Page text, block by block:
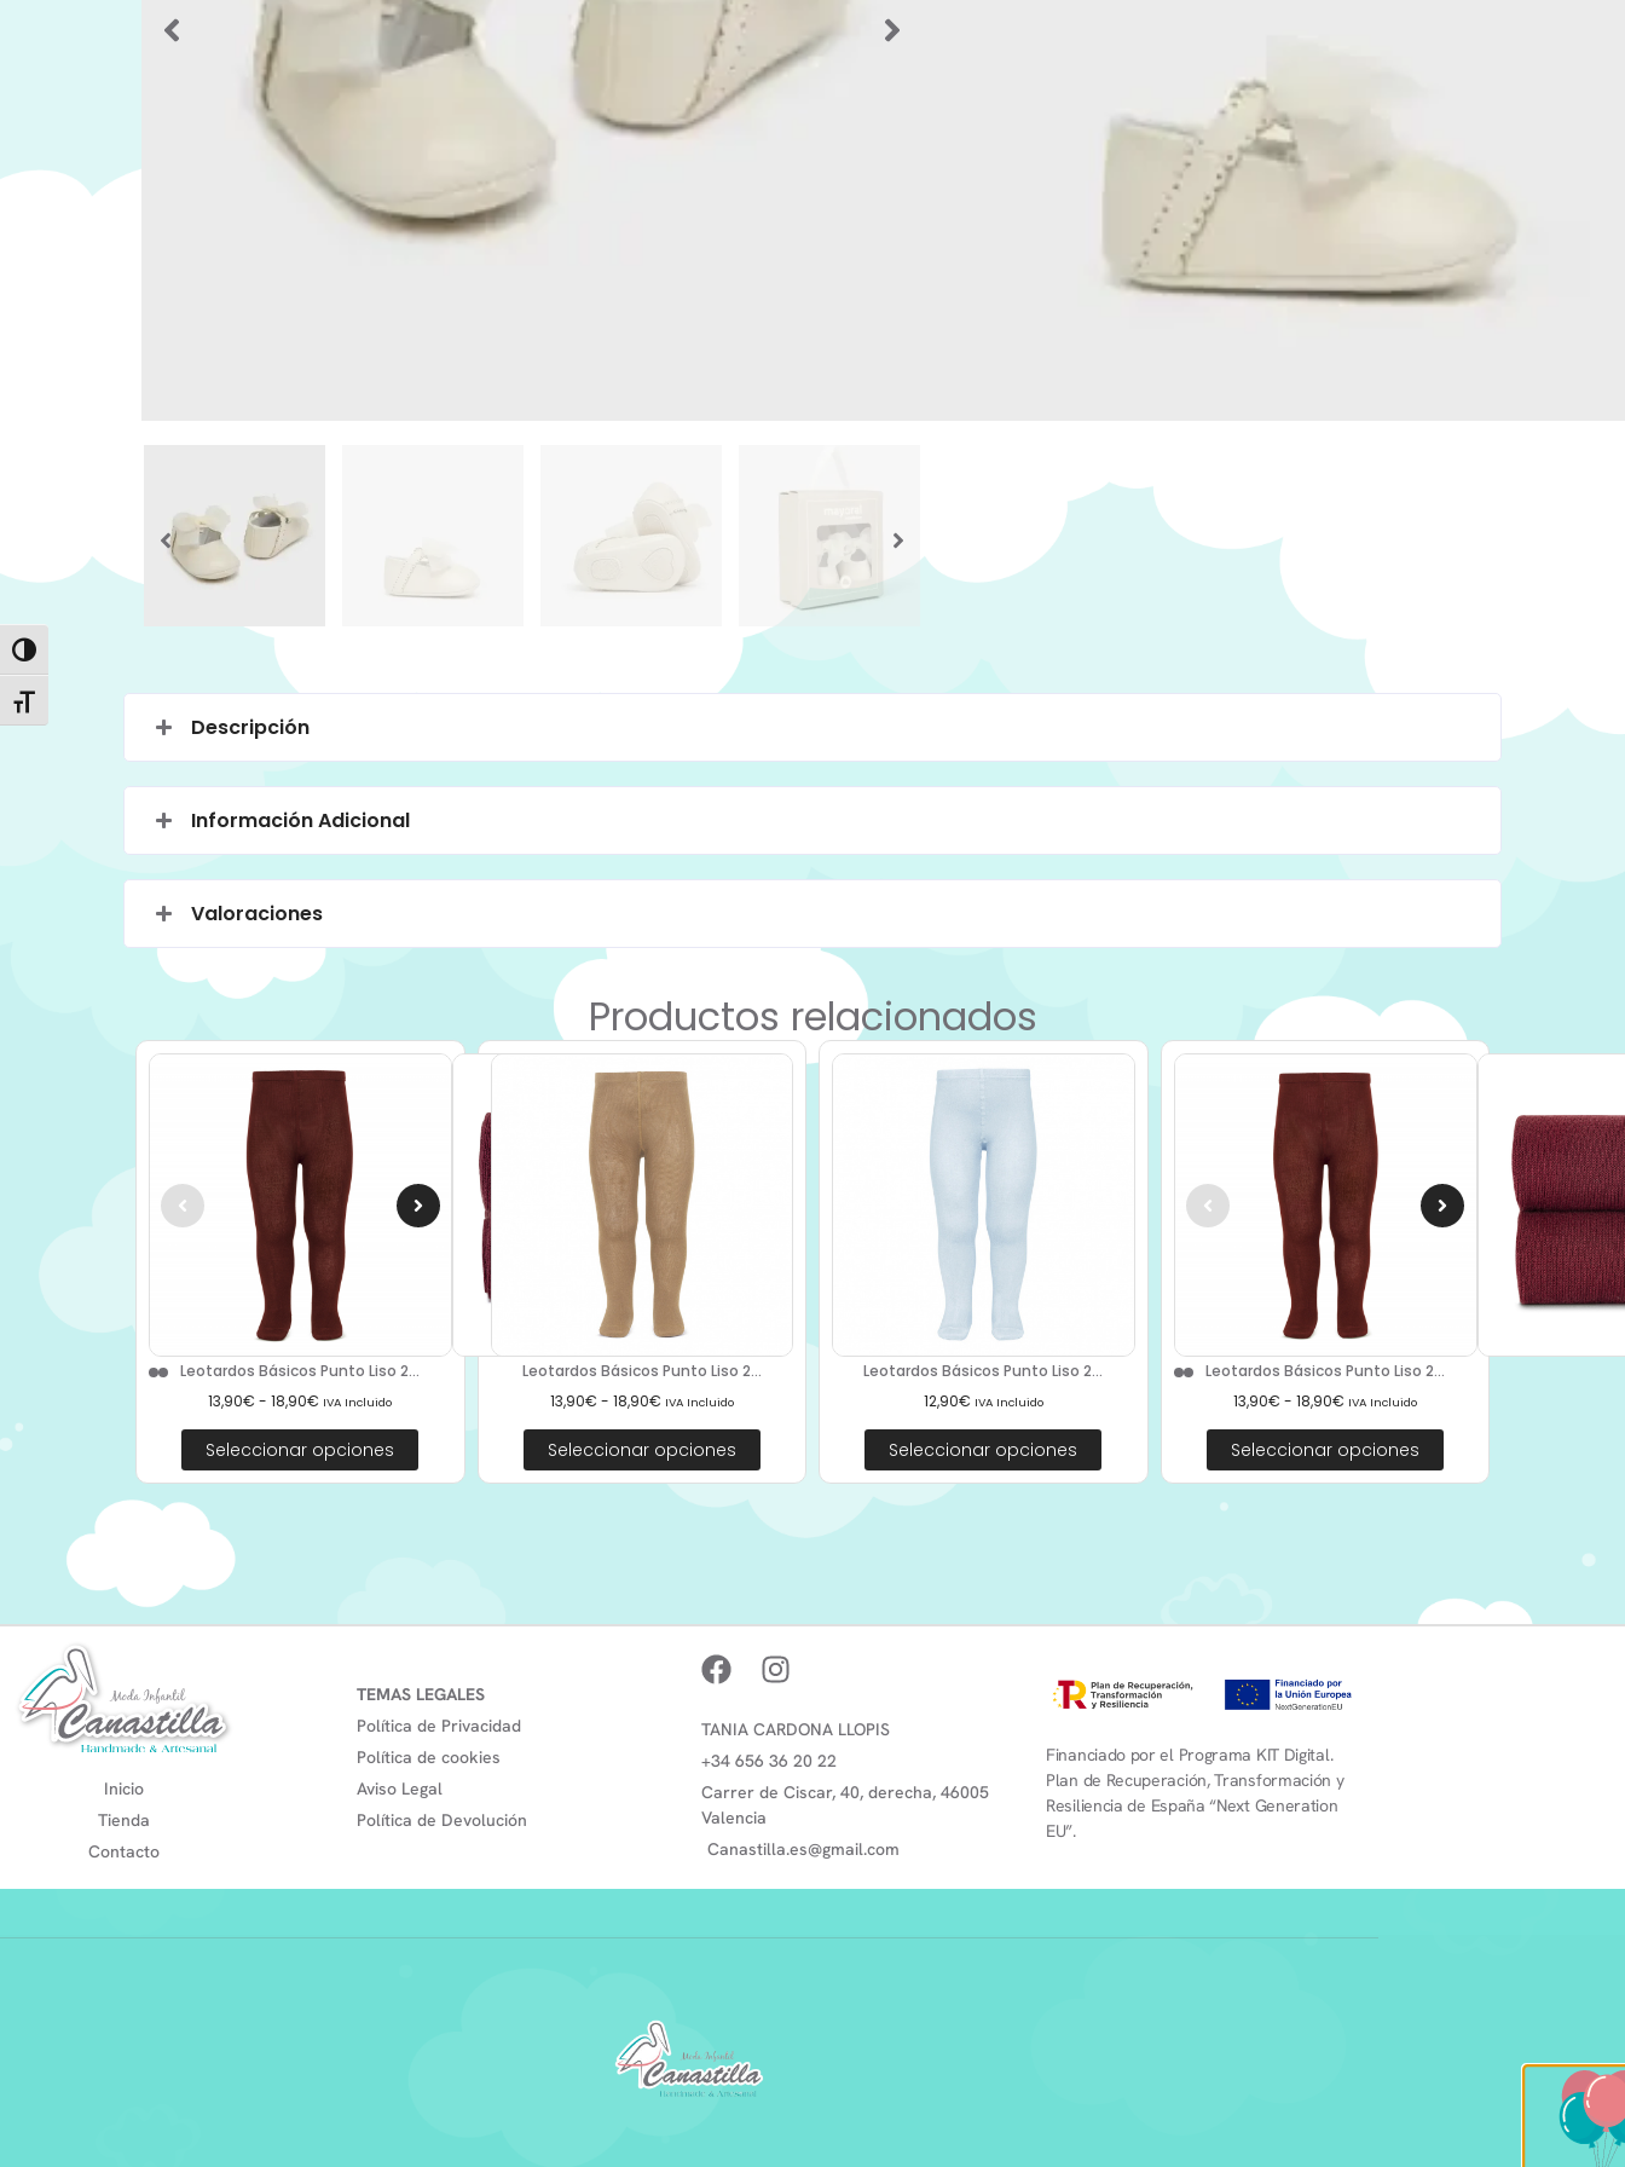
Alternar alto contraste
Alternar tamaño de letra
Añadir al carrito
Los productos personalizados se hacen bajo pedido, verifica
que el producto sea personalizable:
Descripción
Información Adicional
Valoraciones
Productos relacionados
Leotardos Básicos Punto Liso 2...
13,90€ - 18,90€ IVA Incluido
Seleccionar opciones
Leotardos Básicos Punto Liso 2...
13,90€ - 18,90€ IVA Incluido
Seleccionar opciones
Leotardos Básicos Punto Liso 2...
12,90€ IVA Incluido
Seleccionar opciones
Leotardos Básicos Punto Liso 2...
13,90€ - 18,90€ IVA Incluido
Seleccionar opciones
Inicio
Tienda
Contacto
TEMAS LEGALES
Política de Privacidad
Política de cookies
Aviso Legal
Política de Devolución
TANIA CARDONA LLOPIS
+34 656 36 20 22
Carrer de Ciscar, 40, derecha, 46005
Valencia
Canastilla.es@gmail.com
Financiado por el Programa KIT Digital.
Plan de Recuperación, Transformación y
Resiliencia de España “Next Generation
EU”.